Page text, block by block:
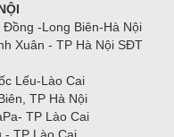
-Long Biên-Hà Nội
Xuân - TP Hà Nội SĐT
Lếu-Lào Cai
TP Hà Nội
TP Lào Cai
- TP Lào Cai